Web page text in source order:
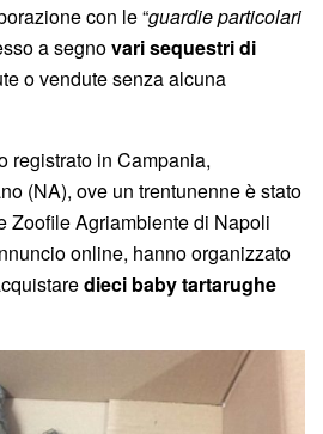
con le “guardie particolari
a segnovari sequestri di
o vendute senza alcuna
registrato in Campania,
(NA), ove un trentunenne è stato
Zoofile Agriambiente di Napoli
online, hanno organizzato
dieci baby tartarughe